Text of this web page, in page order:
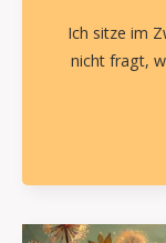
Ich sitze im
nicht fragt,